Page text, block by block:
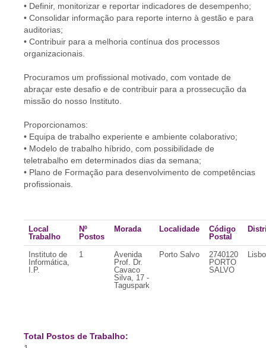
• Definir, monitorizar e reportar indicadores de desempenho;
• Consolidar informação para reporte interno à gestão e para
auditorias;
• Contribuir para a melhoria contínua dos processos
organizacionais.
Procuramos um profissional motivado, com vontade de
abraçar este desafio e de contribuir para a prossecução da
missão do nosso Instituto.
Proporcionamos:
• Equipa de trabalho experiente e ambiente colaborativo;
• Modelo de trabalho híbrido, com possibilidade de
teletrabalho em determinados dias da semana;
• Plano de Formação para desenvolvimento de competências
profissionais.
Local
Trabalho
Nº
Postos
Morada Localidade
Código
Postal
Instituto de
Informática,
I.P.
1
Avenida
Prof. Dr.
Cavaco
Silva, 17 -
Taguspark
Porto Salvo
2740120
PORTO
SALVO
Total Postos de Trabalho: